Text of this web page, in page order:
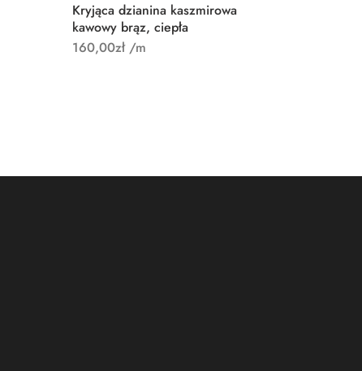
Kryjąca dzianina kaszmirowa
kawowy brąz, ciepła
160,00zł/m